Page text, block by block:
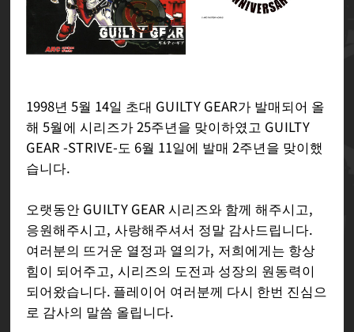
1998년 5월 14일 초대 GUILTY GEAR가 발매되어 올
해 5월에 시리즈가 25주년을 맞이하였고 GUILTY
GEAR -STRIVE-도 6월 11일에 발매 2주년을 맞이했
습니다.
오랫동안 GUILTY GEAR 시리즈와 함께 해주시고,
응원해주시고, 사랑해주셔서 정말 감사드립니다.
여러분의 뜨거운 열정과 열의가, 저희에게는 항상
힘이 되어주고, 시리즈의 도전과 성장의 원동력이
되어왔습니다. 플레이어 여러분께 다시 한번 진심으
로 감사의 말씀 올립니다.